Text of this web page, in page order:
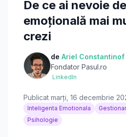
De ce ai nevoie
emoțională mai
crezi
de Ariel Constantinof
Fondator Pasul.ro
·LinkedIn
Publicat marți, 16 decembrie
Inteligenta Emotionala
Psihologie